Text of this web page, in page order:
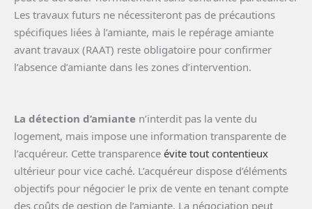
Les travaux futurs ne nécessiteront pas de précautions
spécifiques liées à l’amiante, mais le repérage amiante
avant travaux (RAAT) reste obligatoire pour confirmer
l’absence d’amiante dans les zones d’intervention.
La détection d’amiante n’interdit pas la vente du
logement, mais impose une information transparente de
l’acquéreur. Cette transparence évite tout contentieux
ultérieur pour vice caché. L’acquéreur dispose d’éléments
objectifs pour négocier le prix de vente en tenant compte
des coûts de gestion de l’amiante. La négociation peut